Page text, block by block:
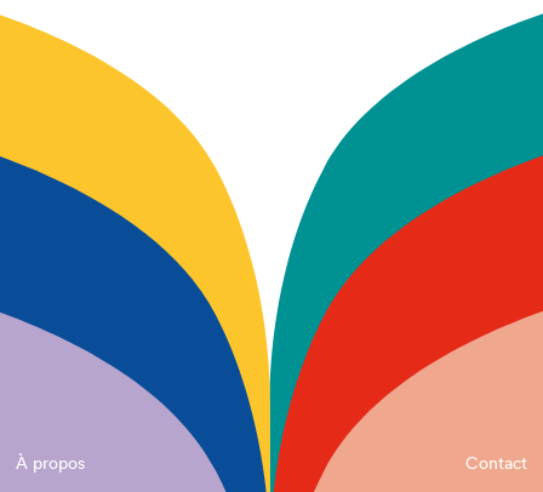
À propos
Contact